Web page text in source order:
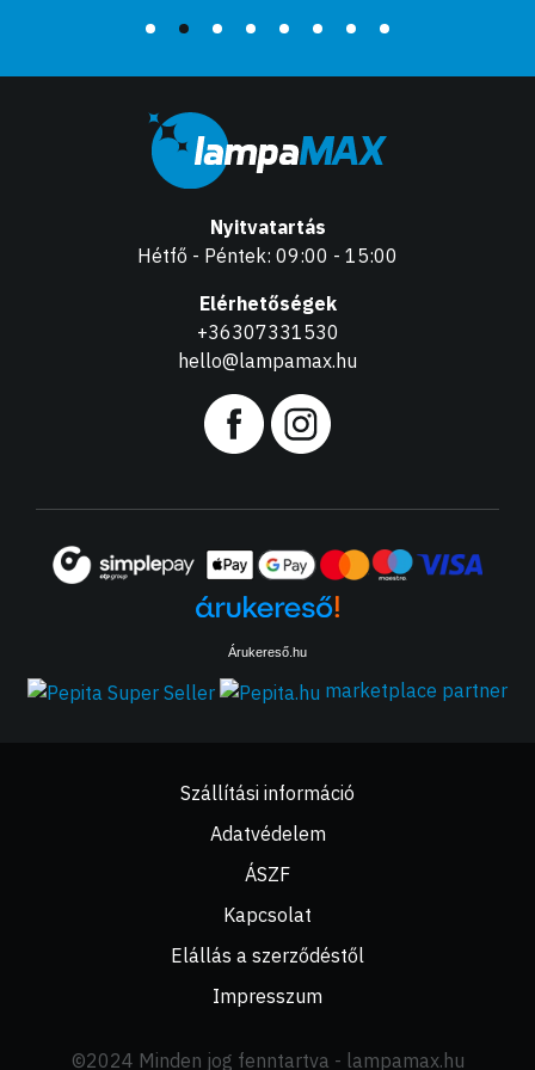
Nyitvatartás
Hétfő - Péntek: 09:00 - 15:00
Elérhetőségek
+36307331530
hello@lampamax.hu
Árukereső.hu
marketplace partner
Szállítási információ
Adatvédelem
ÁSZF
Kapcsolat
Elállás a szerződéstől
Impresszum
©2024 Minden jog fenntartva - lampamax.hu